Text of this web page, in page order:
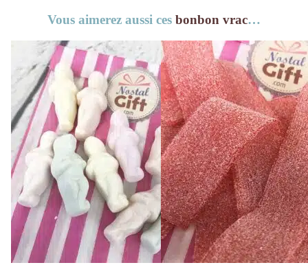
Vous aimerez aussi ces bonbon vrac…